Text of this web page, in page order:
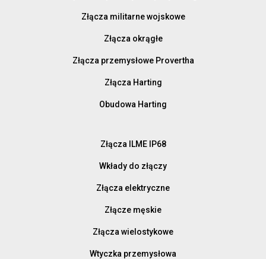
Złącza militarne wojskowe
Złącza okrągłe
Złącza przemysłowe Provertha
Złącza Harting
Obudowa Harting
Złącza ILME IP68
Wkłady do złączy
Złącza elektryczne
Złącze męskie
Złącza wielostykowe
Wtyczka przemysłowa